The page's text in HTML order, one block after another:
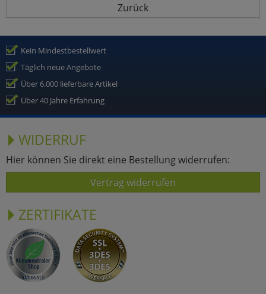
Zurück
Kein Mindestbestellwert
Täglich neue Angebote
Über 6.000 lieferbare Artikel
Über 40 Jahre Erfahrung
WIDERRUF
Hier können Sie direkt eine Bestellung widerrufen:
Vertrag widerrufen
ZERTIFIKATE